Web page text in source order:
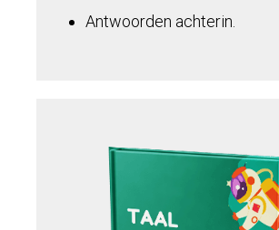
Antwoorden achterin.